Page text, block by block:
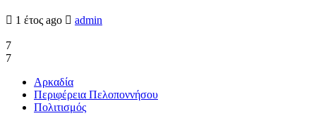
1 έτος ago admin
7
7
Αρκαδία
Περιφέρεια Πελοποννήσου
Πολιτισμός